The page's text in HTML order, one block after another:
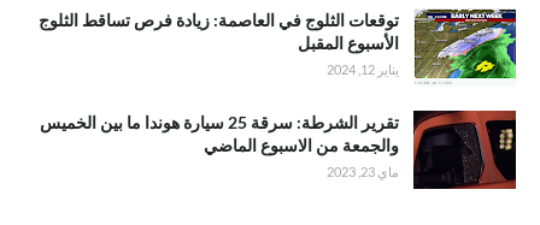
توقعات الثلوج في العاصمة: زيادة فرص تساقط الثلوج
الأسبوع المقبل
يناير 12, 2024
تقرير الشرطة: سرقة 25 سيارة هوندا ما بين الخميس
والجمعة من الاسبوع الماضي
ماي 23, 2023